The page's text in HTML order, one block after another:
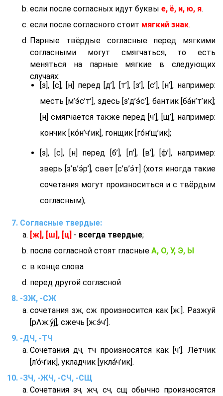
если после согласных идут буквы е, ё, и, ю, я.
если после согласного стоит мягкий знак.
Парные твёрдые согласные перед мягкими
согласными могут смягчаться, то есть
меняться на парные мягкие в следующих
случаях:
[з], [с], [н] перед [д’], [т’], [з’], [с’], [н’], например:
месть [м’э́с’т’], здесь [з’д’э́с’], бантик [ба́н’т’ик];
[н] смягчается также перед [ч’], [щ’], например:
кончик [ко́н’ч’ик], гонщик [го́н’щ’ик];
[з], [с], [н] перед [б’], [п’], [в’], [ф’], например:
зверь [з’в’э́р’], свет [с’в’э́т] (хотя иногда такие
сочетания могут произноситься и с твёрдым
согласным);
Согласные твердые:
[ж], [ш], [ц] - всегда твердые;
после согласной стоят гласные А, О, У, Э, Ы
в конце слова
перед другой согласной
-ЗЖ, -СЖ
сочетания зж, сж произносится как [ж:]. Разжуй
[рΛж:у́j], сжечь [ж:э́ч’].
-ДЧ, -ТЧ
Сочетания дч, тч произносятся как [ч’]. Лётчик
[л’о́ч’ик], укладчик [укла́ч’ик].
-ЗЧ, -ЖЧ, -СЧ, -СЩ
Сочетания зч, жч, сч, сщ обычно произносятся